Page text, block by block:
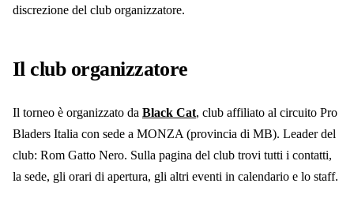
discrezione del club organizzatore.
Il club organizzatore
Il torneo è organizzato da Black Cat, club affiliato al circuito Pro
Bladers Italia con sede a MONZA (provincia di MB). Leader del
club: Rom Gatto Nero. Sulla pagina del club trovi tutti i contatti,
la sede, gli orari di apertura, gli altri eventi in calendario e lo staff.